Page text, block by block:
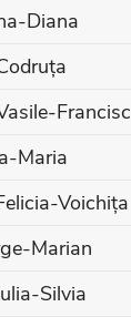
Diana
Francisc
Maria
Voichița
Marian
Silvia